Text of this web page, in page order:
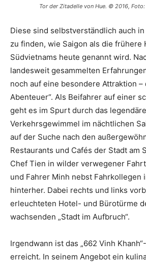
Tor der Zitadelle von Hue. © 2016, Foto:
Diese sind selbstverständlich auch
zu finden, wie Saigon als die frühere
Südvietnams heute genannt wird.
landesweit gesammelten
noch auf eine besondere Attraktion –
Abenteuer“. Als Beifahrer auf einer
geht es im Spurt durch das legendäre
Verkehrsgewimmel im nächtlichen
auf der Suche nach den
Restaurants und Cafés der Stadt am
Chef Tien in wilder verwegener
und Fahrer Minh nebst Fahrkollegen
hinterher. Dabei rechts und links
erleuchteten Hotel- und Bürotürme
wachsenden „Stadt im Aufbruch“.
Irgendwann ist das „662 Vinh
erreicht. In seinem Angebot ein